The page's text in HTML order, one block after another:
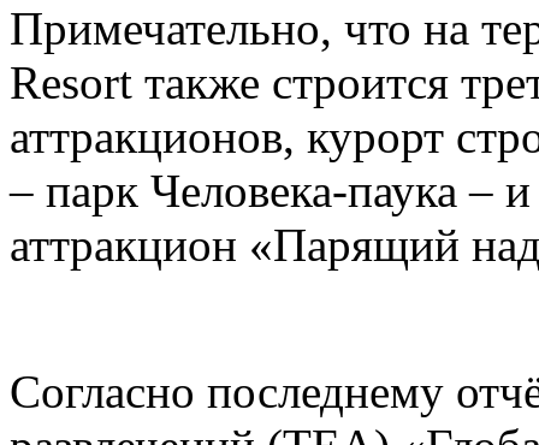
Примечательно, что на
Resort также строится
аттракционов, курорт
– парк Человека-паука –
аттракцион «Парящий
Согласно последнему